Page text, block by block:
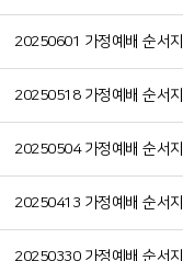
20250601 가정예배 순서지
20250518 가정예배 순서지
20250504 가정예배 순서지
20250413 가정예배 순서지
20250330 가정예배 순서지